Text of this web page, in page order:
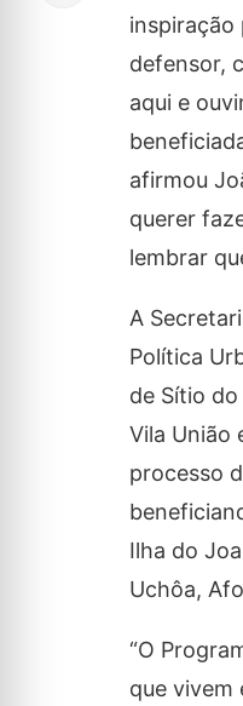
inspiração
defensor,
aqui e
afirmou
querer
lembrar
A
Política
de Sítio
Vila União
processo
Ilha do
Uchôa,
“O
que vivem